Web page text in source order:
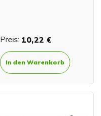
Preis: 10,22 €
In den Warenkorb